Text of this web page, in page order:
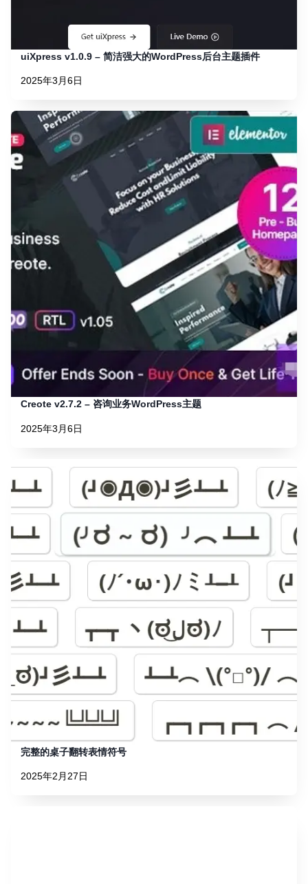
uiXpress v1.0.9 – 简洁强大的WordPress后台主题插件
2025年3月6日
Creote v2.7.2 – 咨询业务WordPress主题
2025年3月6日
完整的桌子翻转表情符号
2025年2月27日